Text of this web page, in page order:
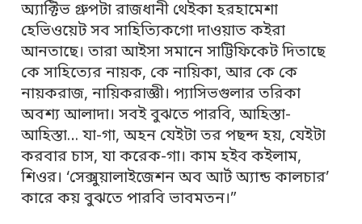
অ্যাক্টিভ গ্রুপটা রাজধানী থেইকা হরহামেশা
হেভিওয়েট সব সাহিত্যিকগো দাওয়াত কইরা
আনতাছে। তারা আইসা সমানে সাট্টিফিকেট দিতাছে
কে সাহিত্যের নায়ক, কে নায়িকা, আর কে কে
নায়করাজ, নায়িকরাজ্ঞী। প্যাসিভগুলার তরিকা
অবশ্য আলাদা। সবই বুঝতে পারবি, আহিস্তা-
আহিস্তা… যা-গা, অহন যেইটা তর পছন্দ হয়, যেইটা
করবার চাস, যা করেক-গা। কাম হইব কইলাম,
শিওর। ‘সেক্সুয়ালাইজেশন অব আর্ট অ্যান্ড কালচার’
কারে কয় বুঝতে পারবি ভাবমতন।”